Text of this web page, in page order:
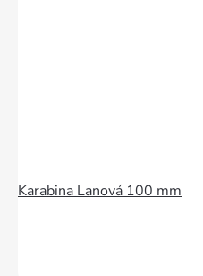
Karabina Lanová 100 mm